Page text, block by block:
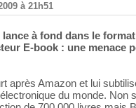
à 21h51
à fond dans le
E-book : une menace
après Amazon et lui
du monde. Non